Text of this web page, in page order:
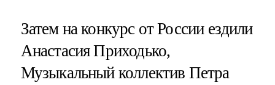
Затем на конкурс от России ездили
Анастасия Приходько,
Музыкальный коллектив Петра